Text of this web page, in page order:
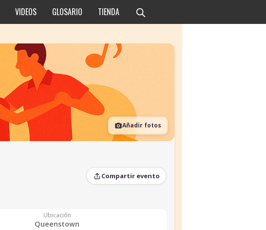
VIDEOS GLOSARIO TIENDA
Añadir fotos
Compartir evento
Ubicación
Queenstown